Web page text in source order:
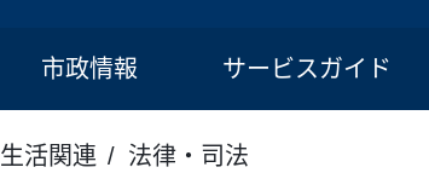
市政情報 サービスガイド
生活関連 法律・司法